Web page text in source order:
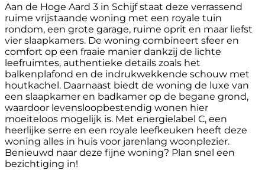
Aan de Hoge Aard 3 in Schijf staat deze verrassend
ruime vrijstaande woning met een royale tuin
rondom, een grote garage, ruime oprit en maar liefst
vier slaapkamers. De woning combineert sfeer en
comfort op een fraaie manier dankzij de lichte
leefruimtes, authentieke details zoals het
balkenplafond en de indrukwekkende schouw met
houtkachel. Daarnaast biedt de woning de luxe van
een slaapkamer en badkamer op de begane grond,
waardoor levensloopbestendig wonen hier
moeiteloos mogelijk is. Met energielabel C, een
heerlijke serre en een royale leefkeuken heeft deze
woning alles in huis voor jarenlang woonplezier.
Benieuwd naar deze fijne woning? Plan snel een
bezichtiging in!